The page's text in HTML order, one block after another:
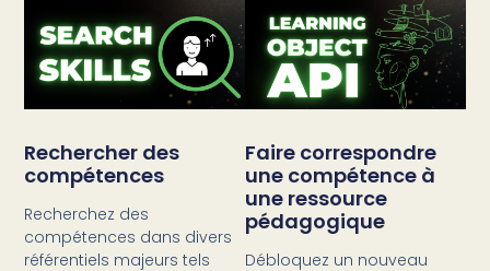
Rechercher des
compétences
Recherchez des
compétences dans divers
référentiels majeurs tels
Faire correspondre
une compétence à
une ressource
pédagogique
Débloquez un nouveau